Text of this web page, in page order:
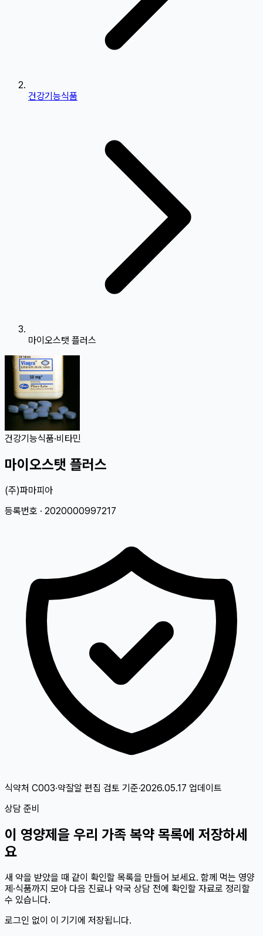
건강기능식품
마이오스탯 플러스
건강기능식품·비타민
마이오스탯 플러스
(주)파마피아
등록번호 · 2020000997217
식약처 C003·약잘알 편집 검토 기준·2026.05.17 업데이트
상담 준비
이 영양제 을 우리 가족 복약 목록에 저장하세
요
새 약을 받았을 때 같이 확인할 목록을 만들어 보세요. 함께 먹는 영양
제·식품까지 모아 다음 진료나 약국 상담 전에 확인할 자료로 정리할
수 있습니다.
로그인 없이 이 기기에 저장됩니다.